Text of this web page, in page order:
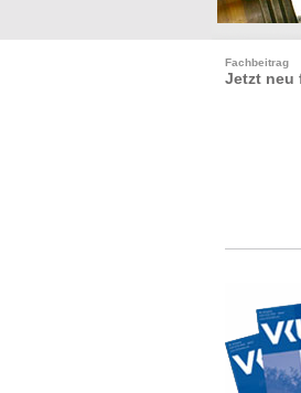
Fachbeitrag
Jetzt neu